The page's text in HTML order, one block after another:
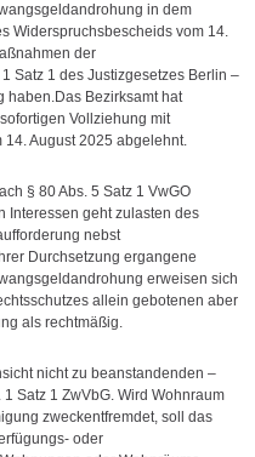
in dem
Widerspruchsbescheids vom 14.
der
Satz 1 des Justizgesetzes Berlin –
haben.Das Bezirksamt hat
Vollziehung mit
14. August 2025 abgelehnt.
§ 80 Abs. 5 Satz 1 VwGO
Interessen geht zulasten des
nebst
Durchsetzung ergangene
erweisen sich
allein gebotenen aber
als rechtmäßig.
nicht zu beanstandenden –
Satz 1 ZwVbG. Wird Wohnraum
zweckentfremdet, soll das
oder